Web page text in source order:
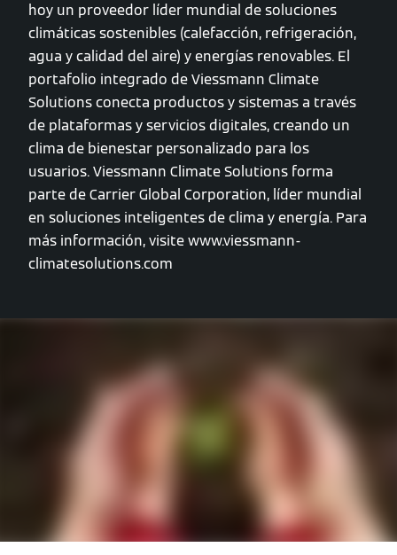
hoy un proveedor líder mundial de soluciones
climáticas sostenibles (calefacción, refrigeración,
agua y calidad del aire) y energías renovables. El
portafolio integrado de Viessmann Climate
Solutions conecta productos y sistemas a través
de plataformas y servicios digitales, creando un
clima de bienestar personalizado para los
usuarios. Viessmann Climate Solutions forma
parte de Carrier Global Corporation, líder mundial
en soluciones inteligentes de clima y energía. Para
más información, visite www.viessmann-
climatesolutions.com